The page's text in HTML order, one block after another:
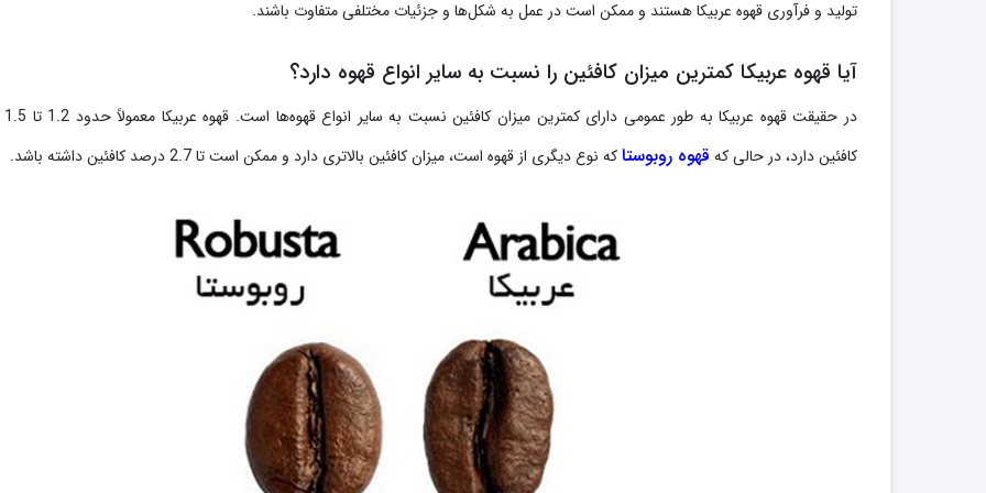
تولید و فرآوری قهوه عربیکا هستند و ممکن است در عمل به شکل‌ها و جزئیات مختلفی متفاوت باشند.
آیا قهوه عربیکا کمترین میزان کافئین را نسبت به سایر انواع قهوه دارد؟
کافئین دارد، در حالی که قهوه روبوستاکه نوع دیگری از قهوه است، میزان کافئین بالاتری دارد و ممکن است تا 2.7 درصد کافئین داشته باشد.